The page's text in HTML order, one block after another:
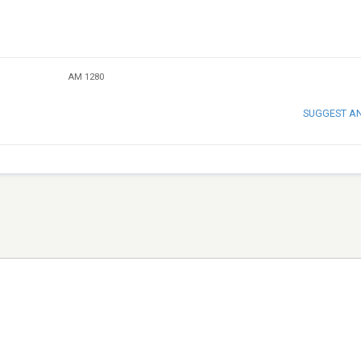
AM 1280
SUGGEST